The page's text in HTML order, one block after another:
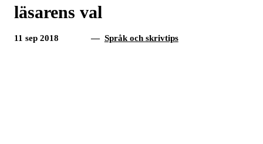
läsarens val
11 sep 2018 — Språk och skrivtips